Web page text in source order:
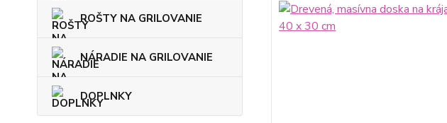
ROŠTY NA GRILOVANIE
NÁRADIE NA GRILOVANIE
DOPLNKY